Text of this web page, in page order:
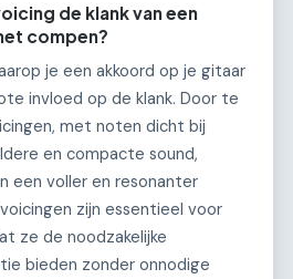
de klank van een
compen?
je een akkoord op je gitaar
invloed op de klank. Door te
met noten dicht bij
en compacte sound,
een voller en resonanter
zijn essentieel voor
ze de noodzakelijke
bieden zonder onnodige